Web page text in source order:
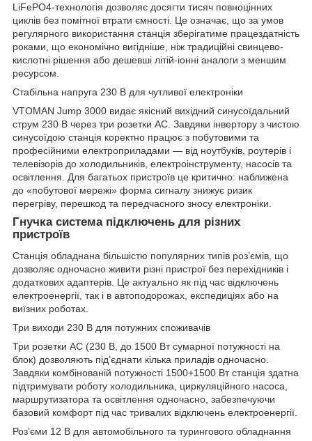
LiFePO4-технологія дозволяє досягти тисяч повноцінних
циклів без помітної втрати ємності. Це означає, що за умов
регулярного використання станція зберігатиме працездатність
роками, що економічно вигідніше, ніж традиційні свинцево-
кислотні рішення або дешевші літій-іонні аналоги з меншим
ресурсом.
Стабільна напруга 230 В для чутливої електроніки
VTOMAN Jump 3000 видає якісний вихідний синусоїдальний
струм 230 В через три розетки AC. Завдяки інвертору з чистою
синусоїдою станція коректно працює з побутовими та
професійними електроприладами — від ноутбуків, роутерів і
телевізорів до холодильників, електроінструменту, насосів та
освітлення. Для багатьох пристроїв це критично: наближена
до «побутової мережі» форма сигналу знижує ризик
перегріву, перешкод та передчасного зносу електроніки.
Гнучка система підключень для різних
пристроїв
Станція обладнана більшістю популярних типів роз’ємів, що
дозволяє одночасно живити різні пристрої без перехідників і
додаткових адаптерів. Це актуально як під час відключень
електроенергії, так і в автоподорожах, експедиціях або на
виїзних роботах.
Три виходи 230 В для потужних споживачів
Три розетки AC (230 В, до 1500 Вт сумарної потужності на
блок) дозволяють під’єднати кілька приладів одночасно.
Завдяки комбінованій потужності 1500+1500 Вт станція здатна
підтримувати роботу холодильника, циркуляційного насоса,
маршрутизатора та освітлення одночасно, забезпечуючи
базовий комфорт під час тривалих відключень електроенергії.
Роз’єми 12 В для автомобільного та турингового обладнання